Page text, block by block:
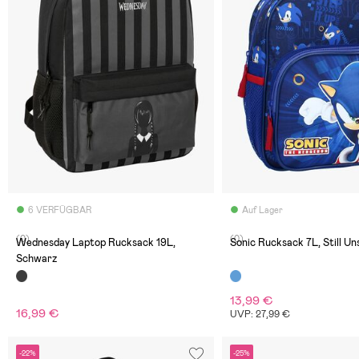
6 VERFÜGBAR
(0)
Wednesday Laptop Rucksack 19L,
Schwarz
16,99 €
Auf Lager
(0)
Sonic Rucksack 7L, Still
13,99 €
UVP: 27,99 €
-22% -25%